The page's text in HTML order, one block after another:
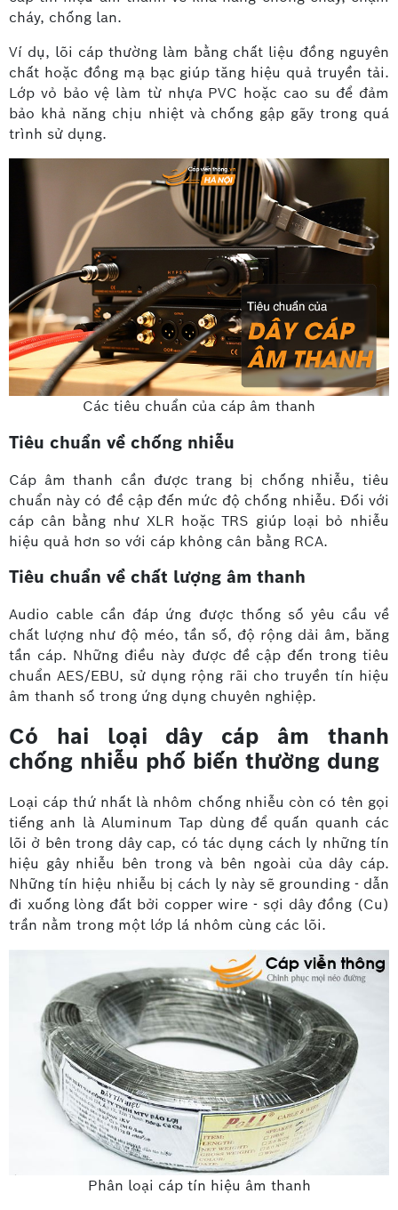
cháy, chống lan.
Ví dụ, lõi cáp thường làm bằng chất liệu đồng nguyên
chất hoặc đồng mạ bạc giúp tăng hiệu quả truyền tải.
Lớp vỏ bảo vệ làm từ nhựa PVC hoặc cao su để đảm
bảo khả năng chịu nhiệt và chống gập gãy trong quá
trình sử dụng.
Các tiêu chuẩn của cáp âm thanh
Tiêu chuẩn về chống nhiễu
Cáp âm thanh cần được trang bị chống nhiễu, tiêu
chuẩn này có đề cập đến mức độ chống nhiễu. Đối với
cáp cân bằng như XLR hoặc TRS giúp loại bỏ nhiễu
hiệu quả hơn so với cáp không cân bằng RCA.
Tiêu chuẩn về chất lượng âm thanh
Audio cable cần đáp ứng được thống số yêu cầu về
chất lượng như độ méo, tần số, độ rộng dải âm, băng
tần cáp. Những điều này được đề cập đến trong tiêu
chuẩn AES/EBU, sử dụng rộng rãi cho truyền tín hiệu
âm thanh số trong ứng dụng chuyên nghiệp.
Có hai loại dây cáp âm thanh
chống nhiễu phố biến thường dung
Loại cáp thứ nhất là nhôm chống nhiễu còn có tên gọi
tiếng anh là Aluminum Tap dùng để quấn quanh các
lõi ở bên trong dây cap, có tác dụng cách ly những tín
hiệu gây nhiễu bên trong và bên ngoài của dây cáp.
Những tín hiệu nhiễu bị cách ly này sẽ grounding - dẫn
đi xuống lòng đất bởi copper wire - sợi dây đồng (Cu)
trần nằm trong một lớp lá nhôm cùng các lõi.
Phân loại cáp tín hiệu âm thanh